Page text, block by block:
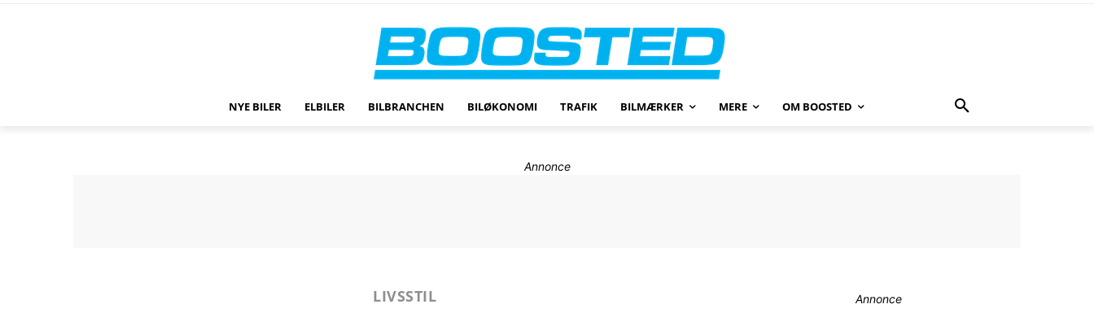
NYE BILER ELBILER BILBRANCHEN BILØKONOMI TRAFIK BILMÆRKER MERE OM BOOSTED
Annonce
LIVSSTIL Annonce